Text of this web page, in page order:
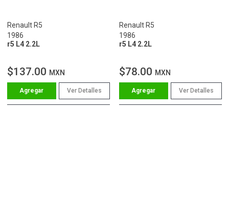
Renault R5
1986
r5 L4 2.2L
$137.00 MXN
Ver Detalles
Renault R5
1986
r5 L4 2.2L
$78.00 MXN
Ver Detalles